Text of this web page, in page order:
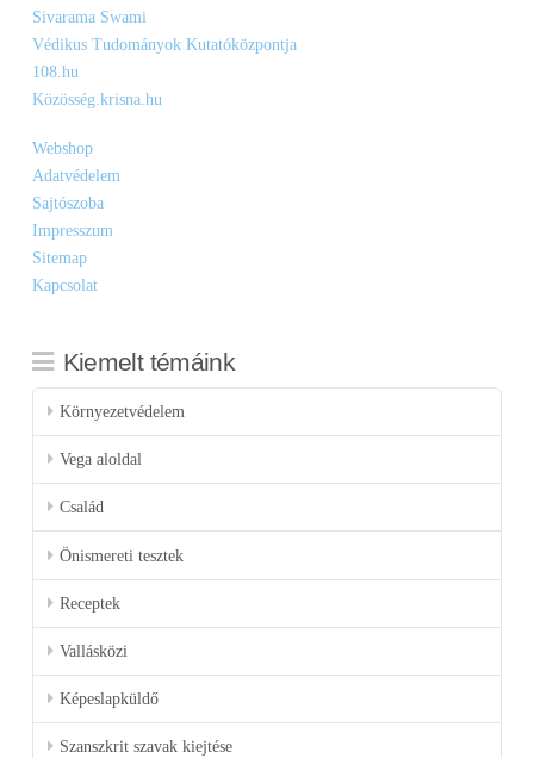
Sivarama Swami
Védikus Tudományok Kutatóközpontja
108.hu
Közösség.krisna.hu
Webshop
Adatvédelem
Sajtószoba
Impresszum
Sitemap
Kapcsolat
Kiemelt témáink
Környezetvédelem
Vega aloldal
Család
Önismereti tesztek
Receptek
Vallásközi
Képeslapküldő
Szanszkrit szavak kiejtése